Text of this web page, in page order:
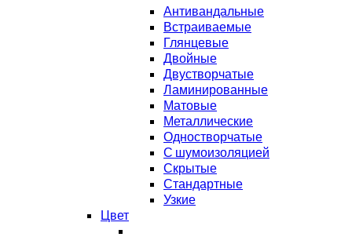
Антивандальные
Встраиваемые
Глянцевые
Двойные
Двустворчатые
Ламинированные
Матовые
Металлические
Одностворчатые
С шумоизоляцией
Скрытые
Стандартные
Узкие
Цвет